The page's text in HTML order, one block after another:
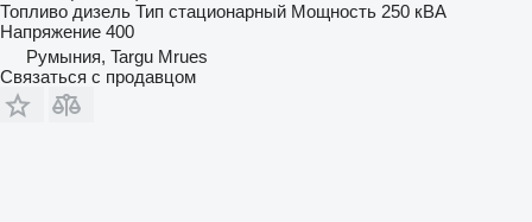
Топливо дизель Тип стационарный Мощность 250 кВА
Напряжение 400
Румыния, Targu Mrues
Связаться с продавцом